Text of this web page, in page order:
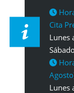
Cita
Lunes
Lunes